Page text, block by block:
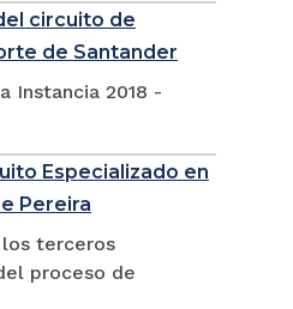
circuito de
de Santander
Instancia 2018 -
Especializado en
Pereira
terceros
proceso de